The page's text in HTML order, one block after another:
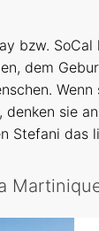
bzw.
dem
denken sie
Stefani das